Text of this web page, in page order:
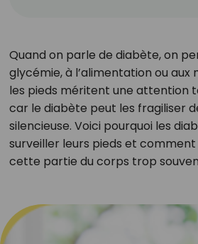
Quand on parle de diabète, on
glycémie, à l’alimentation ou aux
les pieds méritent une attention
car le diabète peut les fragiliser
silencieuse. Voici pourquoi les
surveiller leurs pieds et
cette partie du corps trop